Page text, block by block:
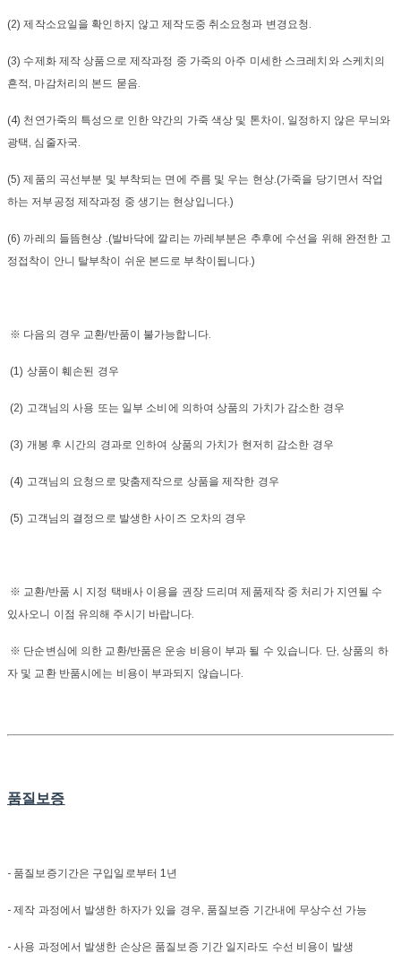
(2) 제작소요일을 확인하지 않고 제작도중 취소요청과 변경요청.
(3) 수제화 제작 상품으로 제작과정 중 가죽의 아주 미세한 스크레치와 스케치의
흔적, 마감처리의 본드 묻음.
(4) 천연가죽의 특성으로 인한 약간의 가죽 색상 및 톤차이, 일정하지 않은 무늬와
광택, 심줄자국.
(5) 제품의 곡선부분 및 부착되는 면에 주름 및 우는 현상.(가죽을 당기면서 작업
하는 저부공정 제작과정 중 생기는 현상입니다.)
(6) 까레의 들뜸현상 .(발바닥에 깔리는 까레부분은 추후에 수선을 위해 완전한 고
정접착이 안니 탈부착이 쉬운 본드로 부착이됩니다.)
※ 다음의 경우 교환/반품이 불가능합니다.
(1) 상품이 훼손된 경우
(2) 고객님의 사용 또는 일부 소비에 의하여 상품의 가치가 감소한 경우
(3) 개봉 후 시간의 경과로 인하여 상품의 가치가 현저히 감소한 경우
(4) 고객님의 요청으로 맞춤제작으로 상품을 제작한 경우
(5) 고객님의 결정으로 발생한 사이즈 오차의 경우
※ 교환/반품 시 지정 택배사 이용을 권장 드리며 제품제작 중 처리가 지연될 수
있사오니 이점 유의해 주시기 바랍니다.
※ 단순변심에 의한 교환/반품은 운송 비용이 부과 될 수 있습니다. 단, 상품의 하
자 및 교환 반품시에는 비용이 부과되지 않습니다.
품질보증
- 품질보증기간은 구입일로부터 1년
- 제작 과정에서 발생한 하자가 있을 경우, 품질보증 기간내에 무상수선 가능
- 사용 과정에서 발생한 손상은 품질보증 기간 일지라도 수선 비용이 발생